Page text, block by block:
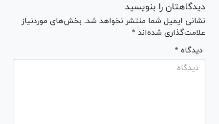
دیدگاهتان را بنویسید
نشانی ایمیل شما منتشر نخواهد شد. بخش‌های موردنیاز
علامت‌گذاری شده‌اند *
* دیدگاه